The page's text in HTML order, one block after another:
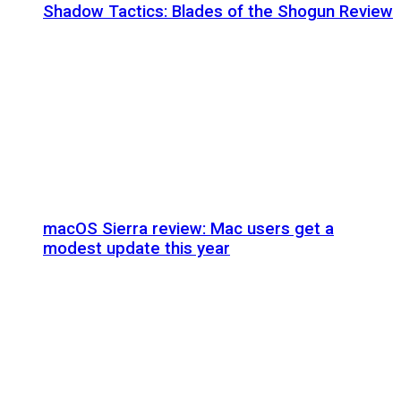
Shadow Tactics: Blades of the Shogun Review
macOS Sierra review: Mac users get a
modest update this year